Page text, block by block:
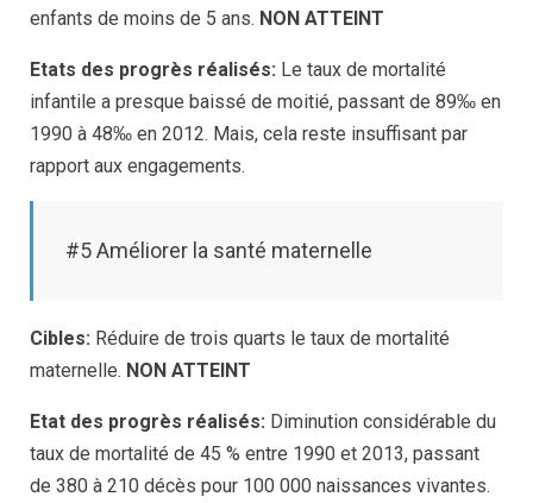
enfants de moins de 5 ans. NON ATTEINT
Etats des progrès réalisés: Le taux de mortalité
infantile a presque baissé de moitié, passant de 89‰ en
1990 à 48‰ en 2012. Mais, cela reste insuffisant par
rapport aux engagements.
#5 Améliorer la santé maternelle
Cibles: Réduire de trois quarts le taux de mortalité
maternelle. NON ATTEINT
Etat des progrès réalisés: Diminution considérable du
taux de mortalité de 45 % entre 1990 et 2013, passant
de 380 à 210 décès pour 100 000 naissances vivantes.